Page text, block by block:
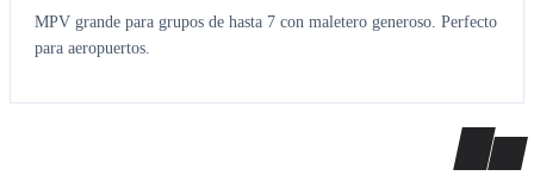
MPV grande para grupos de hasta 7 con maletero generoso. Perfecto
para aeropuertos.